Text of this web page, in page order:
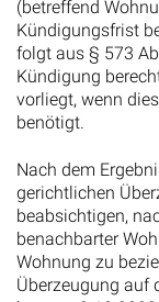
Kündigungsfrist
folgt aus § 573
Kündigung
vorliegt, wenn
benötigt.
gerichtlichen
beabsichtigen,
benachbarter
Wohnung zu
Überzeugung auf
hat, am